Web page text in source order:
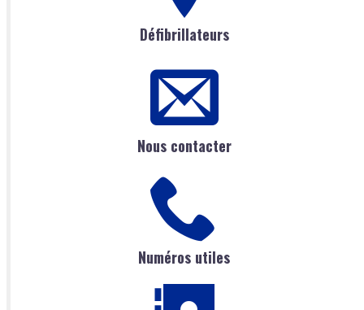
Défibrillateurs
Nous contacter
Numéros utiles